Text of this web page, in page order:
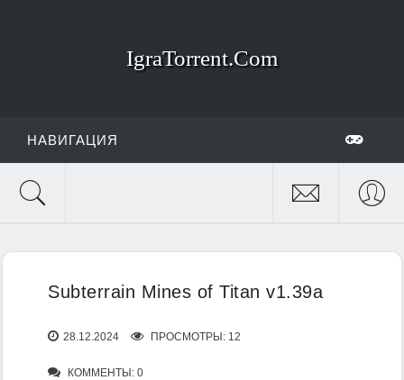
IgraTorrent.Com
НАВИГАЦИЯ
Subterrain Mines of Titan v1.39a
28.12.2024 ПРОСМОТРЫ: 12
КОММЕНТЫ: 0